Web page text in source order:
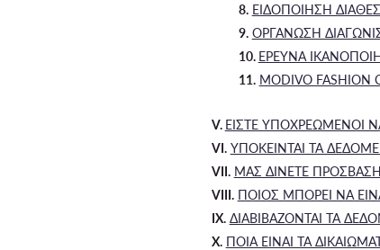
8. ΕΙΔΟΠΟΙΗΣΗ
9. ΟΡΓΑΝΩΣΗ
10. ΕΡΕΥΝΑ
11. MODIVO FASHION
V. ΕΙΣΤΕ ΥΠΟΧΡΕΩΜΕΝΟΙ
VI. ΥΠΟΚΕΙΝΤΑΙ ΤΑ
VII. ΜΑΣ ΔΙΝΕΤΕ
VIII. ΠΟΙΟΣ ΜΠΟΡΕΙ ΝΑ
IX. ΔΙΑΒΙΒΑΖΟΝΤΑΙ ΤΑ
X. ΠΟΙΑ ΕΙΝΑΙ ΤΑ